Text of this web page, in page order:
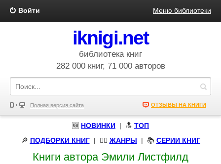
Войти Меню библиотеки
iknigi.net
библиотека книг
282 000 книг, 71 000 авторов
Полная версия сайта ОТЗЫВЫ НА КНИГИ
🆕 НОВИНКИ | 🔝 ТОП
🔎 ПОДБОРКИ КНИГ| 🧝‍♀️ ЖАНРЫ | 📚 СЕРИИ КНИГ
Книги автора Эмили Листфилд